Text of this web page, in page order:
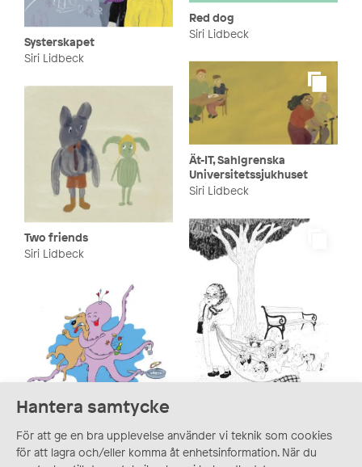
Hantera samtycke
För att ge en bra upplevelse använder vi teknik som cookies
för att lagra och/eller komma åt enhetsinformation. När du
Red dog
Siri Lidbeck
Systerskapet
Siri Lidbeck
Ät-IT, Sahlgrenska
Universitetssjukhuset
Siri Lidbeck
Two friends
Siri Lidbeck
Illustrations for
Matilda och den
Förfärlige Florian
book cover and
Illustrations for the